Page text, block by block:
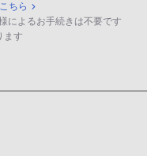
ちら
によるお手続きは不要です
ます